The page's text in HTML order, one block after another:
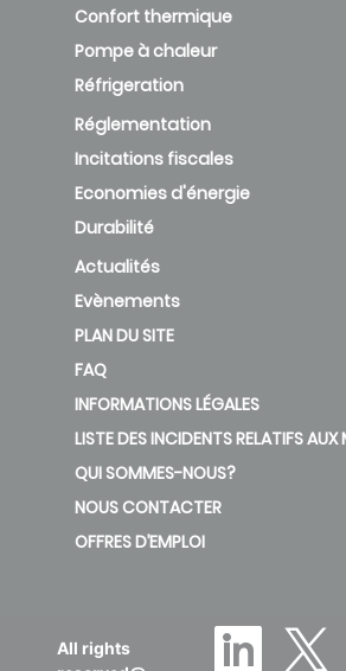
Confort thermique
Pompe à chaleur
Réfrigeration
Réglementation
Incitations fiscales
Economies d'énergie
Durabilité
Actualités
Evènements
PLAN DU SITE
FAQ
INFORMATIONS LÉGALES
LISTE DES INCIDENTS RELATIFS AUX
QUI SOMMES-NOUS?
NOUS CONTACTER
OFFRES D’EMPLOI
All rights